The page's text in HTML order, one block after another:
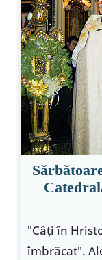
Special
"Câţi în
îmbrăcat".